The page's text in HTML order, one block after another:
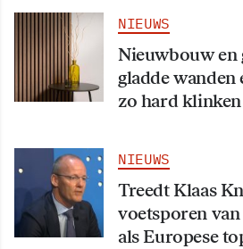
NIEUWS
Nieuwbouw en
gladde
zo hard klinken
NIEUWS
Treedt Klaas
voetsporen
als Europese